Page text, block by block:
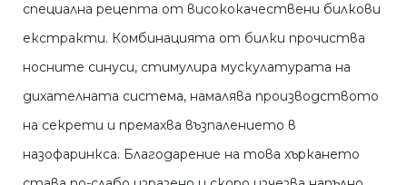
специална рецепта от висококачествени билкови
екстракти. Комбинацията от билки прочиства
носните синуси, стимулира мускулатурата на
дихателната система, намалява производството
на секрети и премахва възпалението в
назофаринкса. Благодарение на това хъркането